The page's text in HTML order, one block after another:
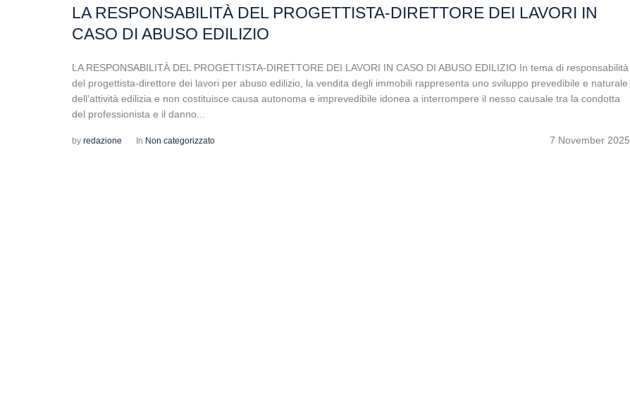
LA RESPONSABILITÀ DEL PROGETTISTA-DIRETTORE DEI LAVORI IN
CASO DI ABUSO EDILIZIO
LA RESPONSABILITÀ DEL PROGETTISTA-DIRETTORE DEI LAVORI IN CASO DI ABUSO EDILIZIO In tema di responsabilità
del progettista-direttore dei lavori per abuso edilizio, la vendita degli immobili rappresenta uno sviluppo prevedibile e naturale
dell’attività edilizia e non costituisce causa autonoma e imprevedibile idonea a interrompere il nesso causale tra la condotta
del professionista e il danno...
7 November 2025
by redazione In Non categorizzato